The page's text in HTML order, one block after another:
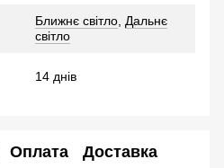
Ближнє світло Дальнє
світло
14 днів
Оплата Доставка